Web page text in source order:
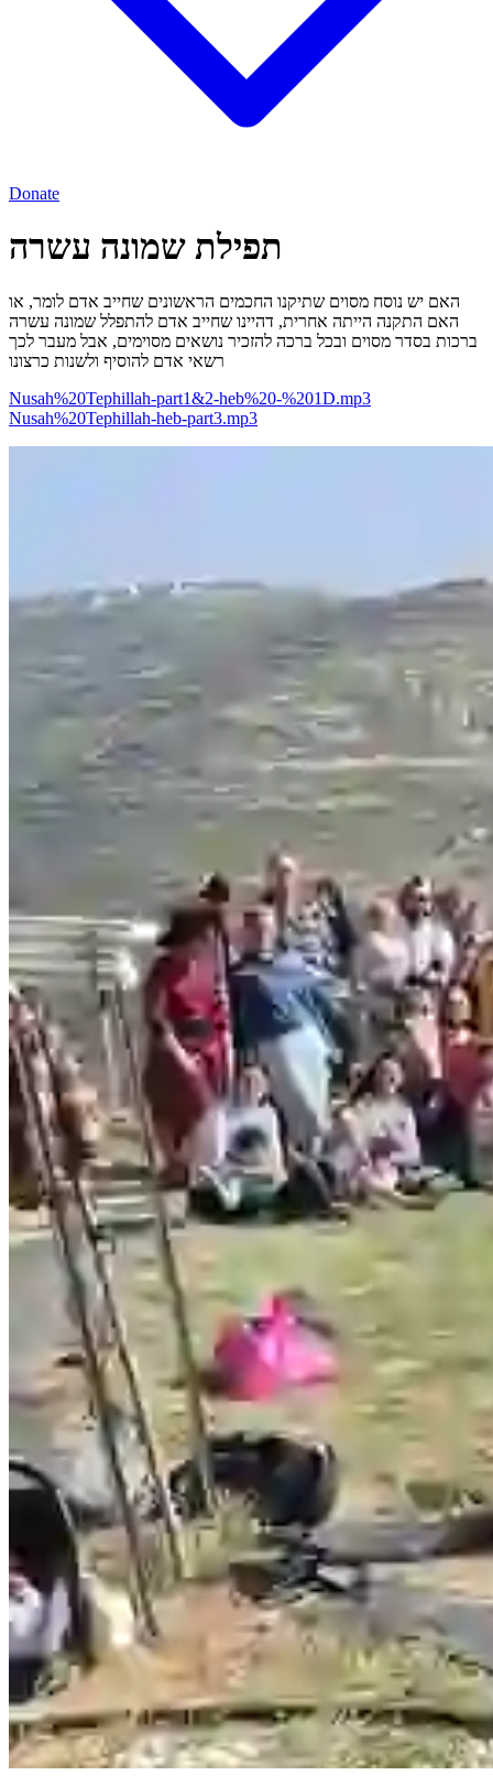
Donate
תפילת שמונה עשרה
האם יש נוסח מסוים שתיקנו החכמים הראשונים שחייב אדם לומר, או
האם התקנה הייתה אחרית, דהיינו שחייב אדם להתפלל שמונה עשרה
ברכות בסדר מסוים ובכל ברכה להזכיר נושאים מסוימים, אבל מעבר לכך
רשאי אדם להוסיף ולשנות כרצונו
Nusah%20Tephillah-part1&2-heb%20-%201D.mp3
Nusah%20Tephillah-heb-part3.mp3